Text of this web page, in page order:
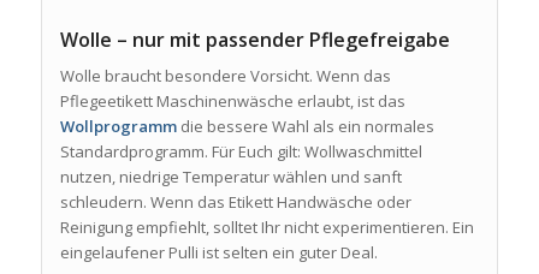
Wolle – nur mit passender Pflegefreigabe
Wolle braucht besondere Vorsicht. Wenn das
Pflegeetikett Maschinenwäsche erlaubt, ist das
Wollprogrammdie bessere Wahl als ein normales
Standardprogramm. Für Euch gilt: Wollwaschmittel
nutzen, niedrige Temperatur wählen und sanft
schleudern. Wenn das Etikett Handwäsche oder
Reinigung empfiehlt, solltet Ihr nicht experimentieren. Ein
eingelaufener Pulli ist selten ein guter Deal.